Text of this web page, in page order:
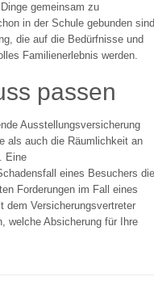
gemeinsam zu
in der Schule gebunden
die auf die Bedürfnisse und
Familienerlebnis werden.
passen
Ausstellungsversicherung
als auch die Räumlichkeit an
Eine
eines Besuchers die
Forderungen im Fall eines
dem Versicherungsvertreter
welche Absicherung für Ihre